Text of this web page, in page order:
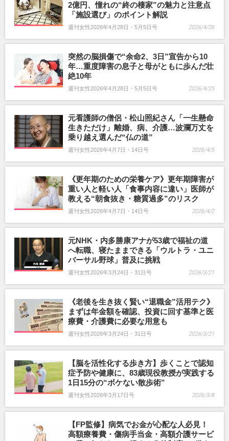
2億円、憧れの“終の棲家”の魅力と注意点
「施設選び」のポイント解説
週刊女性2026年4月28日・5月5日号 2026/4/26
突然の脳損傷で“余命2、3日”宣告から10
年…重度障害の息子と母がともに歩んだ壮
絶10年
週刊女性2026年4月28日・5月5日号 2026/4/25
元看護師の僧侶・松山照紀さん「一生懸命
生きただけ」離婚、病、介護…波瀾万丈を
乗り越え選んだ“仏の道”
週刊女性2026年4月7日・14日号 2026/4/5
《更年期のための栄養ケア》更年期障害が
重い人と軽い人「食事内容に違い」医師が
教える“朝食抜き・糖質過多”のリスク
週刊女性2026年4月7日・14日号 2026/4/2
元NHK・内多勝康アナが53歳で福祉の道
へ転職、寝たままできる「ウルトラ・ユニ
バーサル野球」普及に挑戦
週刊女性2026年3月24日・31日号 2026/3/21
《老後を生き抜く賢い“退職金”活用テク》
まずは年金額を確認、投資に回す基準と医
療費・介護費に必要な用意も
週刊女性2026年3月24日・31日号 2026/3/21
【脳を活性化する歩き方】歩くことで認知
症予防や健康に、83歳現役教授が実践する
1日15分の“ボケない散歩術”
週刊女性2026年3月17日号 2026/3/8
【FP監修】病気でお金が心配な人必見！
高額療養費・傷病手当金・高額介護サービ